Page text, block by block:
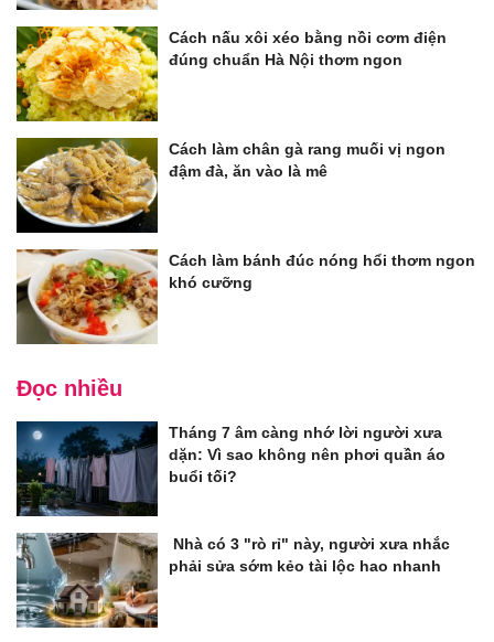
Cách nấu xôi xéo bằng nồi cơm điện
đúng chuẩn Hà Nội thơm ngon
Cách làm chân gà rang muối vị ngon
đậm đà, ăn vào là mê
Cách làm bánh đúc nóng hổi thơm ngon
khó cưỡng
Đọc nhiều
Tháng 7 âm càng nhớ lời người xưa
dặn: Vì sao không nên phơi quần áo
buổi tối?
Nhà có 3 "rò rỉ" này, người xưa nhắc
phải sửa sớm kẻo tài lộc hao nhanh